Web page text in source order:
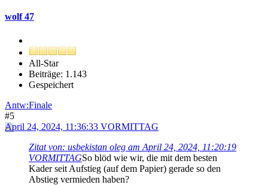
wolf 47
All-Star
Beiträge: 1.143
Gespeichert
Antw:Finale
#5
April 24, 2024, 11:36:33 VORMITTAG
Zitat von: usbekistan oleg am April 24, 2024, 11:20:19
VORMITTAGSo blöd wie wir, die mit dem besten
Kader seit Aufstieg (auf dem Papier) gerade so den
Abstieg vermieden haben?